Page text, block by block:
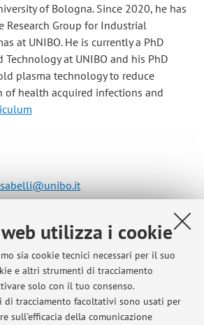
utilizza i cookie
sia cookie tecnici necessari per il suo
e altri strumenti di tracciamento
solo con il tuo consenso.
di tracciamento facoltativi sono usati per
sull'efficacia della comunicazione
of Bologna. Since 2020, he has
Research Group for Industrial
at UNIBO. He is currently a PhD
at UNIBO and his PhD
plasma technology to reduce
of health acquired infections and
Industriale
2, Bologna -Vai alla mappa